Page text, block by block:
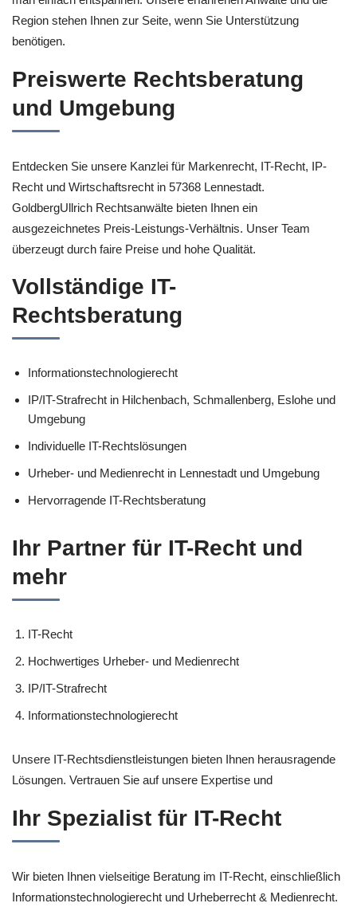
Region stehen Ihnen zur Seite, wenn Sie Unterstützung
benötigen.
Preiswerte Rechtsberatung
und Umgebung
Entdecken Sie unsere Kanzlei für Markenrecht, IT-Recht, IP-
Recht und Wirtschaftsrecht in 57368 Lennestadt.
GoldbergUllrich Rechtsanwälte bieten Ihnen ein
ausgezeichnetes Preis-Leistungs-Verhältnis. Unser Team
überzeugt durch faire Preise und hohe Qualität.
Vollständige IT-
Rechtsberatung
Informationstechnologierecht
IP/IT-Strafrecht in Hilchenbach, Schmallenberg, Eslohe und
Umgebung
Individuelle IT-Rechtslösungen
Urheber- und Medienrecht in Lennestadt und Umgebung
Hervorragende IT-Rechtsberatung
Ihr Partner für IT-Recht und
mehr
IT-Recht
Hochwertiges Urheber- und Medienrecht
IP/IT-Strafrecht
Informationstechnologierecht
Unsere IT-Rechtsdienstleistungen bieten Ihnen herausragende
Lösungen. Vertrauen Sie auf unsere Expertise und
Ihr Spezialist für IT-Recht
Wir bieten Ihnen vielseitige Beratung im IT-Recht, einschließlich
Informationstechnologierecht und Urheberrecht & Medienrecht.